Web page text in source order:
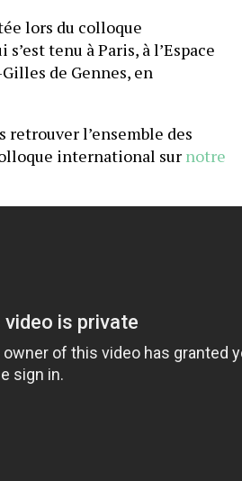
lors du colloque
s’est tenu à Paris, à l’Espace
de Gennes, en
retrouver l’ensemble des
international sur notre